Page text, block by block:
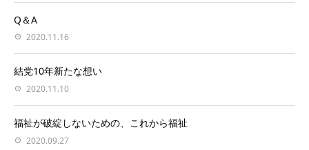
Q＆A
2020.11.16
結党10年新たな想い
2020.11.10
福祉が破綻しないための、これから福祉
2020.09.27